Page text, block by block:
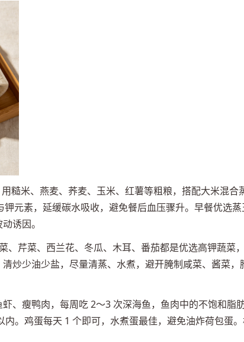
糙米、燕麦、荞麦、玉米、红薯等粗粮，搭配大米混合
元素，延缓碳水吸收，避免餐后血压骤升。早餐优选蒸
诱因。
芹菜、西兰花、冬瓜、木耳、番茄都是优选高钾蔬菜，
炒少油少盐，尽量清蒸、水煮，避开腌制咸菜、酱菜，
、瘦鸭肉，每周吃 2～3 次深海鱼，鱼肉中的不饱和脂
。鸡蛋每天 1 个即可，水煮蛋最佳，避免油炸荷包蛋